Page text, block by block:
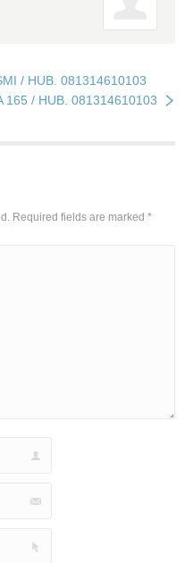
/ HUB. 081314610103
165 / HUB. 081314610103
Required fields are marked *